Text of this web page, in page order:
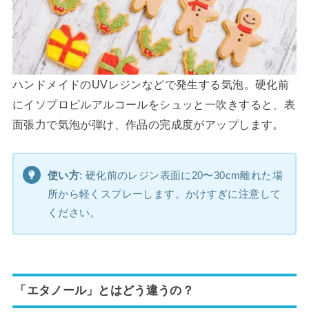
ハンドメイドのUVレジンなどで発生する気泡。硬化前
にイソプロピルアルコールをシュッと一吹きすると、表
面張力で気泡が弾け、作品の完成度がアップします。
使い方: 硬化前のレジン表面に20〜30cm離れた場
所から軽くスプレーします。かけすぎに注意して
ください。
「エタノール」とはどう違うの？